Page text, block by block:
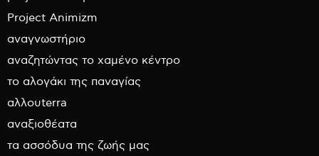
Project Animizm
αναγνωστήριο
αναζητώντας το χαμένο κέντρο
το αλογάκι της παναγίας
αλλουterra
αναξιοθέατα
τα ασσόδυα της ζωής μας